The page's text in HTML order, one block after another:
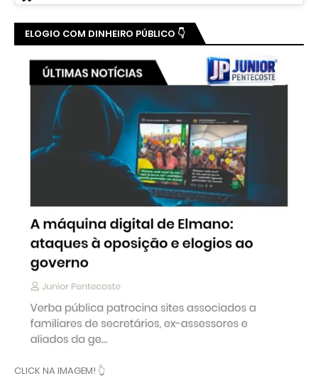
ELOGIO COM DINHEIRO PÚBLICO 👇
CLICK NA IMAGEM! 👆